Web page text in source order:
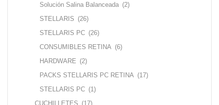
Solución Salina Balanceada (2)
STELLARIS (26)
STELLARIS PC (26)
CONSUMIBLES RETINA (6)
HARDWARE (2)
PACKS STELLARIS PC RETINA (17)
STELLARIS PC (1)
CUCHILLETES (17)